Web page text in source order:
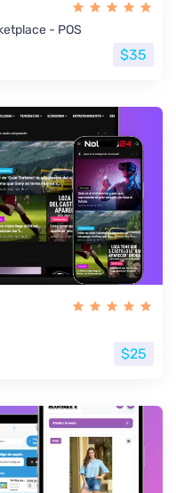
- POS
$35
$25